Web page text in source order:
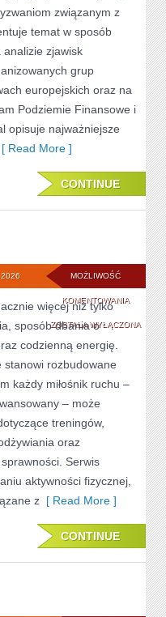
związanym z
temat w sposób
zjawisk
grup
europejskich oraz na
Podziemie Finansowe i
opisuje najważniejsze
[ Read More ]
CONTINUE
MOŻLIWOŚĆ
KOMENTOWANIATRENING
SIŁOWY
ZOSTAŁA WYŁĄCZONA
więcej niż tylko
sposób dbania o
codzienną energię.
stanowi rozbudowane
każdy miłośnik ruchu –
– może
treningów,
oraz
Serwis
aktywności fizycznej,
z [ Read More ]
CONTINUE